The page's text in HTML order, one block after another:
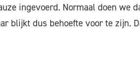
ingevoerd. Normaal doen we
blijkt dus behoefte voor te zijn.